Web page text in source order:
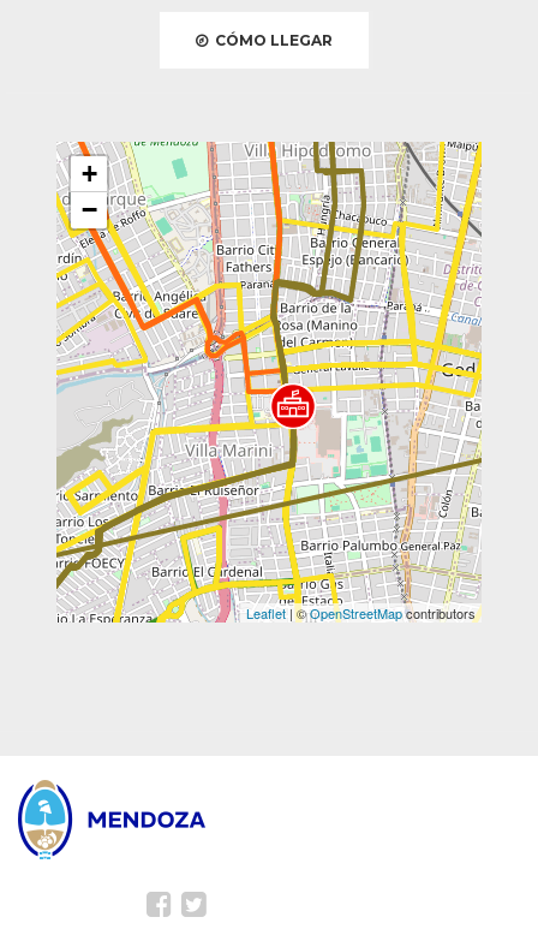
CÓMO LLEGAR
+
−
Leaflet | ©OpenStreetMapcontributors